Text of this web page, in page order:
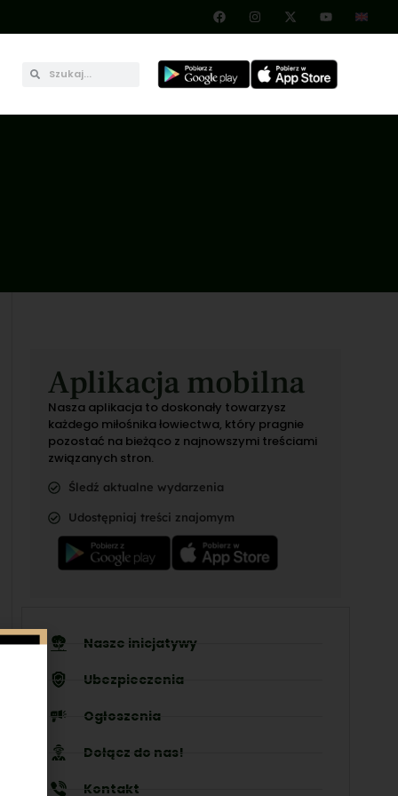
Aplikacja mobilna
Nasza aplikacja to doskonały towarzysz
każdego miłośnika łowiectwa, który pragnie
pozostać na bieżąco z najnowszymi treściami
związanych stron.
Śledź aktualne wydarzenia
Udostępniaj treści znajomym
Nasze inicjatywy
Ubezpieczenia
Ogłoszenia
Dołącz do nas!
Kontakt